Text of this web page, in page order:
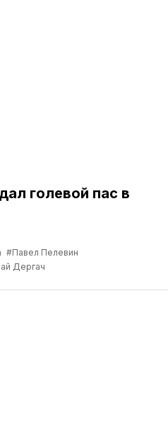
голевой пас в
#Павел Пелевин
Дергач